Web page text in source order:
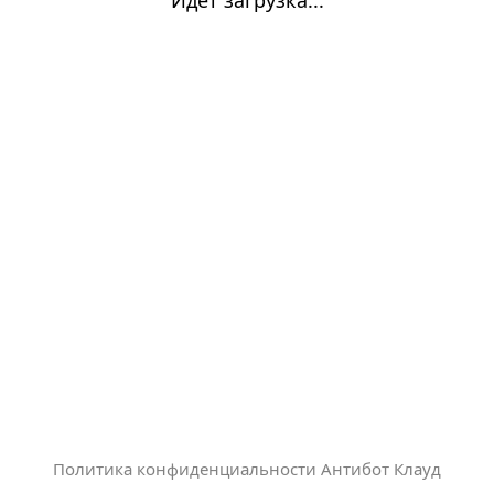
Политика конфиденциальности Антибот Клауд